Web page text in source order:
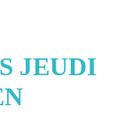
JEUDI